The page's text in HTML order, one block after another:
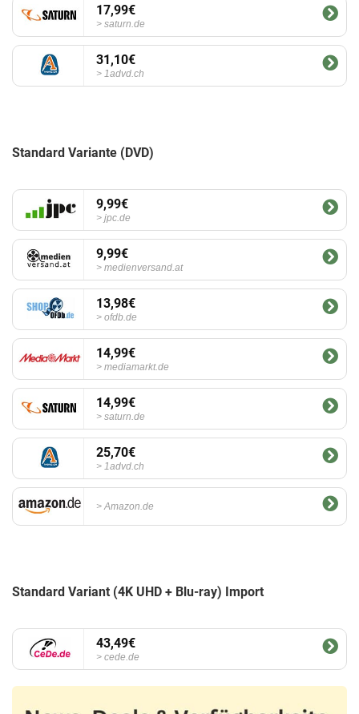
17,99€
saturn.de
31,10€
1advd.ch
Standard Variante (DVD)
9,99€
jpc.de
9,99€
medienversand.at
13,98€
ofdb.de
14,99€
mediamarkt.de
14,99€
saturn.de
25,70€
1advd.ch
Amazon.de
Standard Variant (4K UHD + Blu-ray) Import
43,49€
cede.de